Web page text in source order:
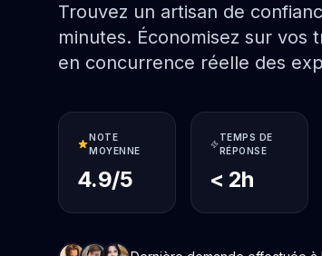
Trouvez un artisan de
minutes. Économisez sur vos
en concurrence réelle des
NOTE
MOYENNE
4.9/5
TEMPS DE
RÉPONSE
< 2h